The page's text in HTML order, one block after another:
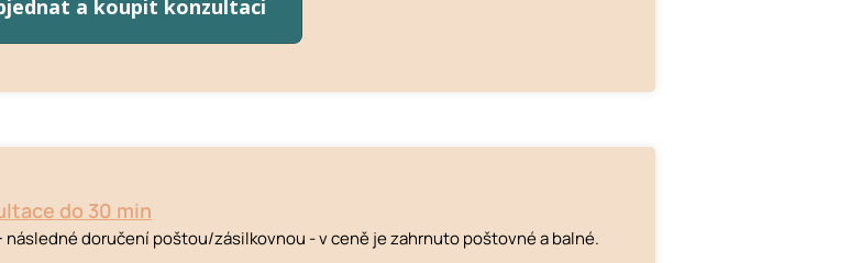
a koupit konzultaci
do 30 min
následné doručení poštou/zásilkovnou - v ceně je zahrnuto poštovné a balné.